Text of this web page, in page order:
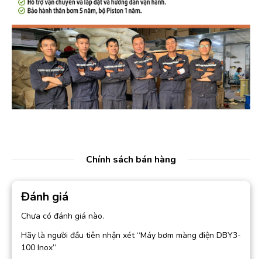
Chính sách bán hàng
Đánh giá
Chưa có đánh giá nào.
Hãy là người đầu tiên nhận xét “Máy bơm màng điện DBY3-
100 Inox”